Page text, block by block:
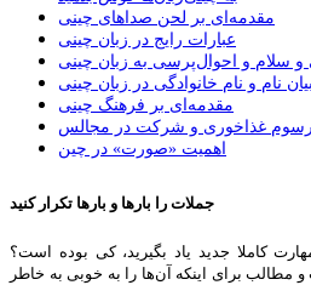
مقدمه‌ای بر لحن صداهای چینی
عبارات رایج در زبان چینی
و سلام و احوال‌پرسی به زبان چینی
نام و نام خانوادگی در زبان چینی
مقدمه‌ای بر فرهنگ چینی
رسوم غذاخوری و شرکت در مجالس
اهمیت «صورت» در چین
جملات را بارها و بارها تکرار کنید
کاملا جدید یاد بگیرید، کی بوده است؟
و مطالب برای اینکه آن‌ها را به خوبی به خاطر